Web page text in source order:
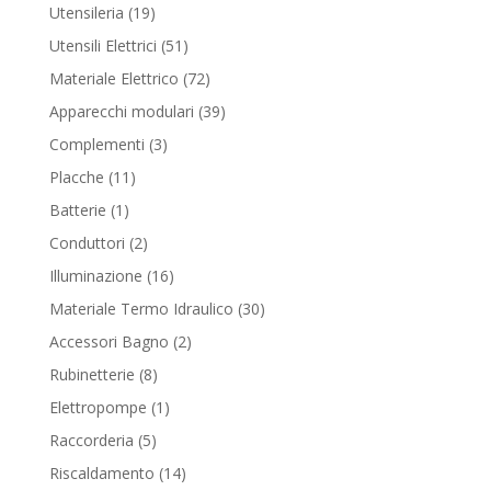
Utensileria 1919
products
Utensili Elettrici 51 51
products
Materiale Elettrico 7272
products
Apparecchi modulari 3939
Complementi 33
Placche 11 11
Batterie 1 1
product
Conduttori 22
products
Illuminazione 1616
products
Materiale Termo Idraulico 3030
Accessori Bagno 22
Rubinetterie 88
products
Elettropompe 1 1
Raccorderia 55
products
Riscaldamento 1414